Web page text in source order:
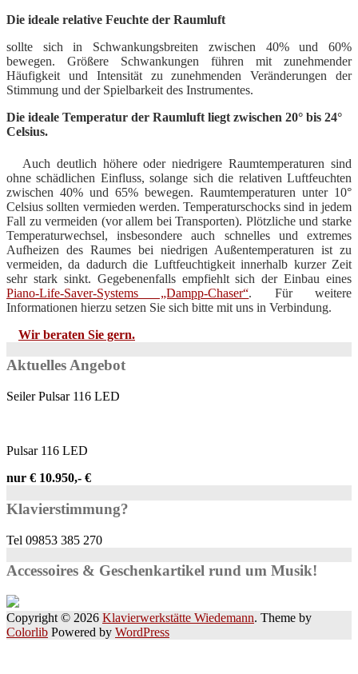
Die ideale relative Feuchte der Raumluft
sollte sich in Schwankungsbreiten zwischen 40% und 60%
bewegen. Größere Schwankungen führen mit zunehmender
Häufigkeit und Intensität zu zunehmenden Veränderungen der
Stimmung und der Spielbarkeit des Instrumentes.
Die ideale Temperatur der Raumluft liegt zwischen 20° bis 24°
Celsius.
Auch deutlich höhere oder niedrigere Raumtemperaturen sind
ohne schädlichen Einfluss, solange sich die relativen Luftfeuchten
zwischen 40% und 65% bewegen. Raumtemperaturen unter 10°
Celsius sollten vermieden werden. Temperaturschocks sind in jedem
Fall zu vermeiden (vor allem bei Transporten). Plötzliche und starke
Temperaturwechsel, insbesondere auch schnelles und extremes
Aufheizen des Raumes bei niedrigen Außentemperaturen ist zu
vermeiden, da dadurch die Luftfeuchtigkeit innerhalb kurzer Zeit
sehr stark sinkt. Gegebenenfalls empfiehlt sich der Einbau eines
Piano-Life-Saver-Systems „Dampp-Chaser“. Für weitere
Informationen hierzu setzen Sie sich bitte mit uns in Verbindung.
Wir beraten Sie gern.
Aktuelles Angebot
Seiler Pulsar 116 LED
Pulsar 116 LED
nur € 10.950,- €
Klavierstimmung?
Tel 09853 385 270
Accessoires & Geschenkartikel rund um Musik!
Copyright © 2026 Klavierwerkstätte Wiedemann. Theme by
Colorlib Powered by WordPress